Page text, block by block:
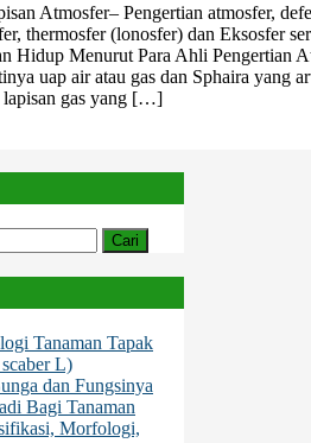
Atmosfer– Pengertian atmosfer,
thermosfer (lonosfer) dan Eksosfer
Hidup Menurut Para Ahli Pengertian
uap air atau gas dan Sphaira yang
lapisan gas yang […]
Tanaman Tapak
L)
dan Fungsinya
Bagi Tanaman
Morfologi,